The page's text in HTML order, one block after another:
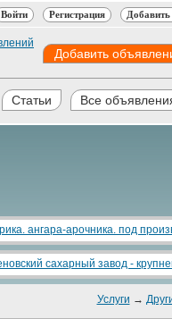
Войти Регистрация Добавить
Добавить
Статьи Все
Услуги →